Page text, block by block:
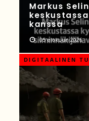
Markus
kanssa
05 elokuun 2026
DIGITAALINEN